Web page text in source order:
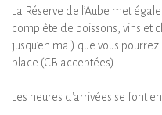
La Réserve de l’Aube met
complète de boissons, vins et
jusqu’en mai) que vous
place (CB acceptées).
Les heures d'arrivées se font